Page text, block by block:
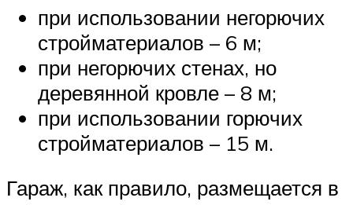
при использовании негорючих
стройматериалов – 6 м;
при негорючих стенах, но
деревянной кровле – 8 м;
при использовании горючих
стройматериалов – 15 м.
Гараж, как правило, размещается в